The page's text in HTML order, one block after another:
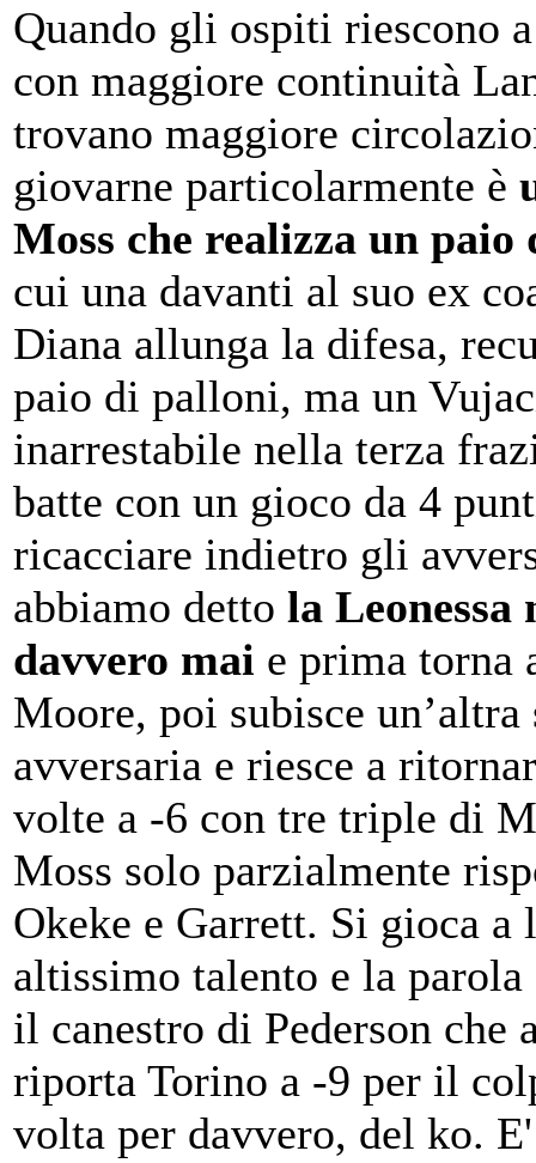
Quando gli ospiti riescono
con maggiore continuità
trovano maggiore
giovarne particolarmente è
Moss che realizza un
cui una davanti al suo ex
Diana allunga la difesa,
paio di palloni, ma un
inarrestabile nella terza
batte con un gioco da 4
ricacciare indietro gli
abbiamo detto la Leonessa
davvero mai e prima torna
Moore, poi subisce un’altra
avversaria e riesce a
volte a -6 con tre triple di
Moss solo parzialmente
Okeke e Garrett. Si gioca
altissimo talento e la
il canestro di Pederson che
riporta Torino a -9 per il
volta per davvero, del ko.